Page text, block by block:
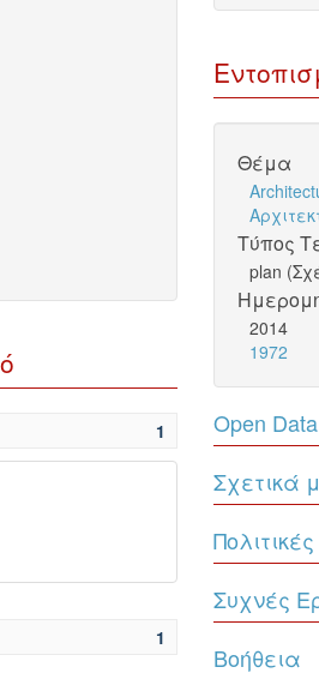
1
1
Θέμα
Τύπος
plan
2014
1972
Open Data
Σχετικά
Συχνές
Βοήθεια